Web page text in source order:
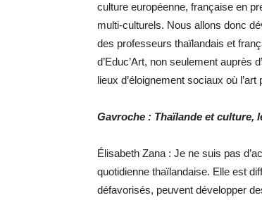
culture européenne, française en
multi-culturels. Nous allons donc
des professeurs thaïlandais et
d’Educ’Art, non seulement auprès
lieux d’éloignement sociaux où
Gavroche : Thaïlande et culture,
Élisabeth Zana : Je ne suis pas
quotidienne thaïlandaise. Elle est
défavorisés, peuvent développer